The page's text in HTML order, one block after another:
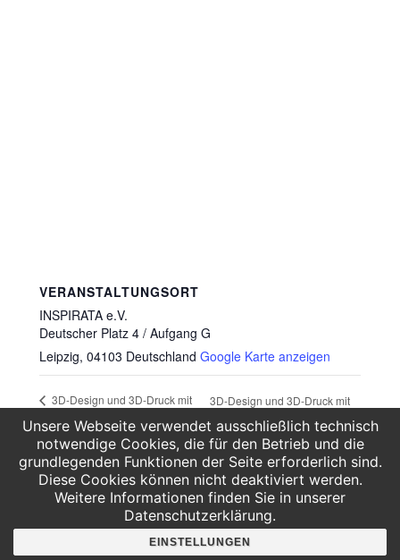
VERANSTALTUNGSORT
INSPIRATA e.V.
Deutscher Platz 4 / Aufgang G
Leipzig, 04103 Deutschland Google Karte anzeigen
3D-Design und 3D-Druck mit
3D-Design und 3D-Druck mit
Blender (Einsteigerkurs)
Hier findest du uns
Deutscher Platz 4
Unsere Webseite verwendet ausschließlich technisch
notwendige Cookies, die für den Betrieb und die
grundlegenden Funktionen der Seite erforderlich sind.
Diese Cookies können nicht deaktiviert werden.
Weitere Informationen finden Sie in unserer
Datenschutzerklärung.
EINSTELLUNGEN